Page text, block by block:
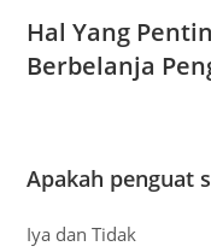
Hal Yang
Berbelanja
Apakah penguat
Iya dan Tidak